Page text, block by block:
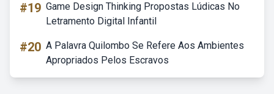
#19 Game Design Thinking Propostas Lúdicas No
Letramento Digital Infantil
#20 A Palavra Quilombo Se Refere Aos Ambientes
Apropriados Pelos Escravos